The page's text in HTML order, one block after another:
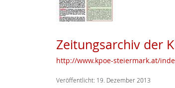
Zeitungsarchiv der
http://www.kpoe-steiermark.at/
Veröffentlicht: 19. Dezember 2013